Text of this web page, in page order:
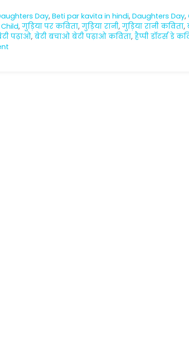
Day,Beti par kavita in hindi,Daughters Day,
, गुड़िया पर कविता, गुड़िया रानी, गुड़िया रानी कविता,
पढ़ाओ, बेटी बचाओ बेटी पढ़ाओ कविता, हैप्पी डॉटर्स डे